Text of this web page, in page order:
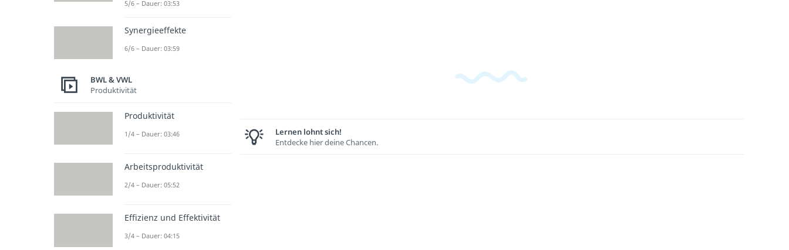
Lernen lohnt sich!
Entdecke hier deine Chancen.
5/6 – Dauer: 03:53
Synergieeffekte
6/6 – Dauer: 03:59
BWL & VWL
Produktivität
Produktivität
1/4 – Dauer: 03:46
Arbeitsproduktivität
2/4 – Dauer: 05:52
Effizienz und Effektivität
3/4 – Dauer: 04:15